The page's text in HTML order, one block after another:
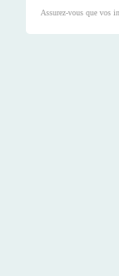
Assurez-vous que vos